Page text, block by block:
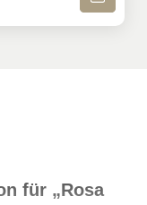
für „Rosa